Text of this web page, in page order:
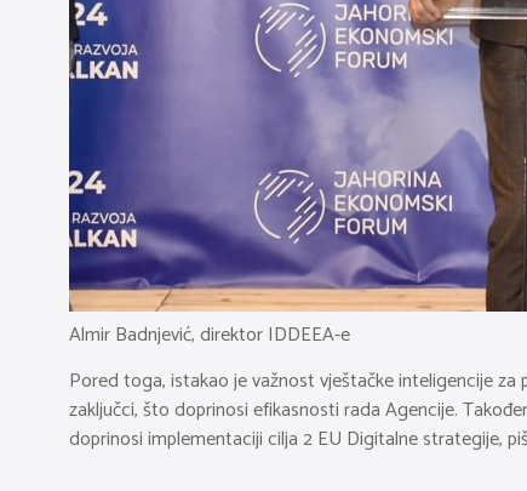
Almir Badnjević, direktor IDDEEA-e
Pored toga, istakao je važnost vještačke inteligencije
zaključci, što doprinosi efikasnosti rada Agencije.
doprinosi implementaciji cilja 2 EU Digitalne strategije,